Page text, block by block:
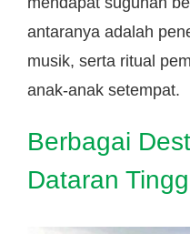
antaranya adalah
musik, serta ritual
anak-anak setempat.
Berbagai
Dataran